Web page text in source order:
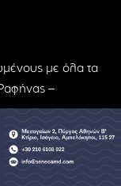
με όλα τα
–